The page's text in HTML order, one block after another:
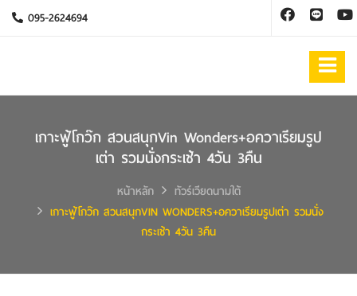
095-2624694
เกาะฟู้โกว๊ก สวนสนุกVin Wonders+อควาเรียมรูป
เต่า รวมนั่งกระเช้า 4วัน 3คืน
หน้าหลัก
ทัวร์เวียดนามใต้
เกาะฟู้โกว๊ก สวนสนุกVIN WONDERS+อควาเรียมรูปเต่า รวมนั่ง
กระเช้า 4วัน 3คืน